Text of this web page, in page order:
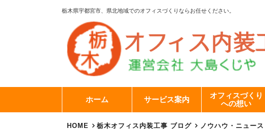
栃木県宇都宮市、県北地域でのオフィスづくりならお任せください。
ホーム サービス案内
オフィスづくり
への想い
HOME 栃木オフィス内装工事 ブログ ノウハウ・ニュース